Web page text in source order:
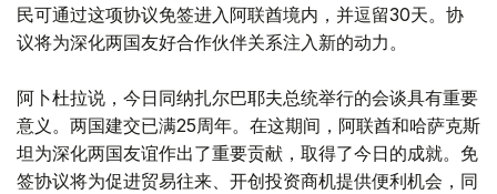
民可通过这项协议免签进入阿联酋境内，并逗留30天。协
议将为深化两国友好合作伙伴关系注入新的动力。
阿卜杜拉说，今日同纳扎尔巴耶夫总统举行的会谈具有重要
意义。两国建交已满25周年。在这期间，阿联酋和哈萨克斯
坦为深化两国友谊作出了重要贡献，取得了今日的成就。免
签协议将为促进贸易往来、开创投资商机提供便利机会，同